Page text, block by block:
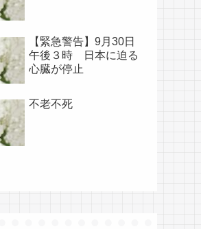
【緊急警告】9月30日
午後３時 日本に迫る
心臓が停止
不老不死